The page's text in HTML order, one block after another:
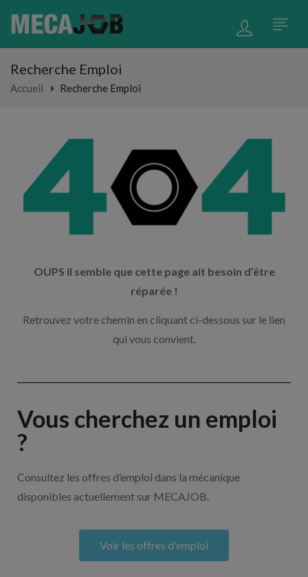
Recherche Emploi
Accueil Recherche Emploi
OUPS il semble que cette page ait besoin d’être
réparée !
Retrouvez votre chemin en cliquant ci-dessous sur le lien
qui vous convient.
Vous cherchez un emploi
?
Consultez les offres d’emploi dans la mécanique
disponibles actuellement sur MECAJOB.
Voir les offres d'emploi